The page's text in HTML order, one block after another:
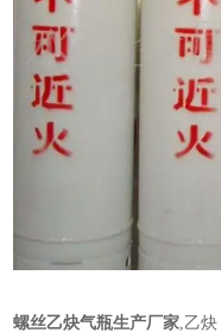
螺丝乙炔气瓶生产厂家 ,乙